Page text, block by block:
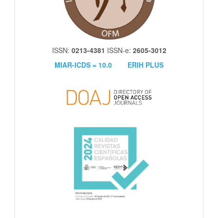
ISSN: 0213-4381 ISSN-e: 2605-3012
MIAR-ICDS = 10.0
ERIH PLUS